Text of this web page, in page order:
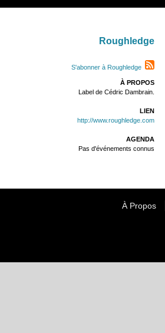
Roughledge
S'abonner à Roughledge
À PROPOS
Label de Cédric Dambrain.
LIEN
http://www.roughledge.com
AGENDA
Pas d'événements connus
À Propos